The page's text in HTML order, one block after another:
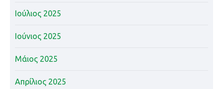
Ιούλιος 2025
Ιούνιος 2025
Μάιος 2025
Απρίλιος 2025